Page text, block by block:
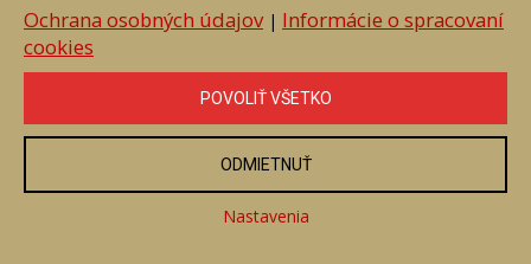
Trávy v červenom
Číslo položky: 86040
Voľný predaj
ZOBRAZIŤ
Ochrana osobných údajov| Informácie o spracovaní
cookies
POVOLIŤ VŠETKO
ODMIETNUŤ
Nastavenia